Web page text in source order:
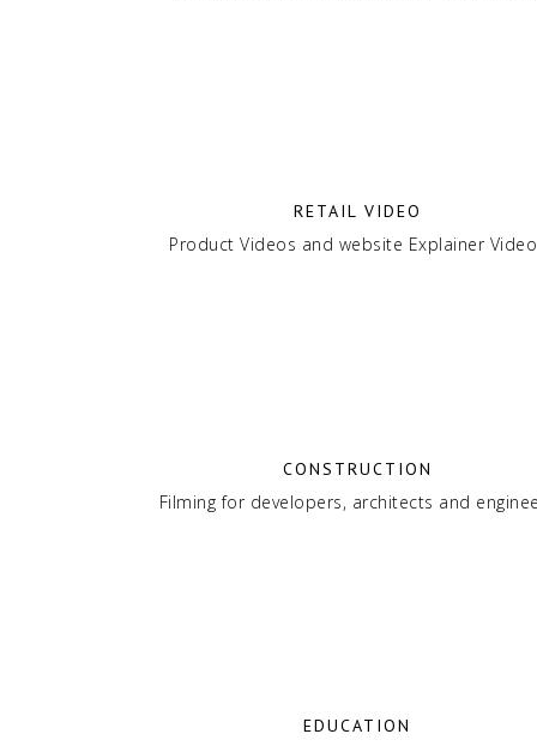
RETAIL VIDEO
Product Videos and website Explainer
CONSTRUCTION
Filming for developers, architects and
EDUCATION